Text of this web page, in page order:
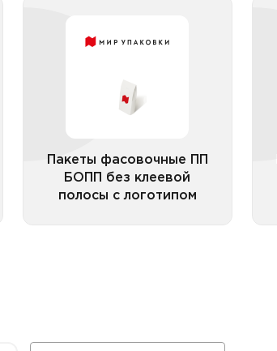
Пакеты фасовочные ПП
БОПП без клеевой
полосы с логотипом
БОПП без клеевой
Все категории